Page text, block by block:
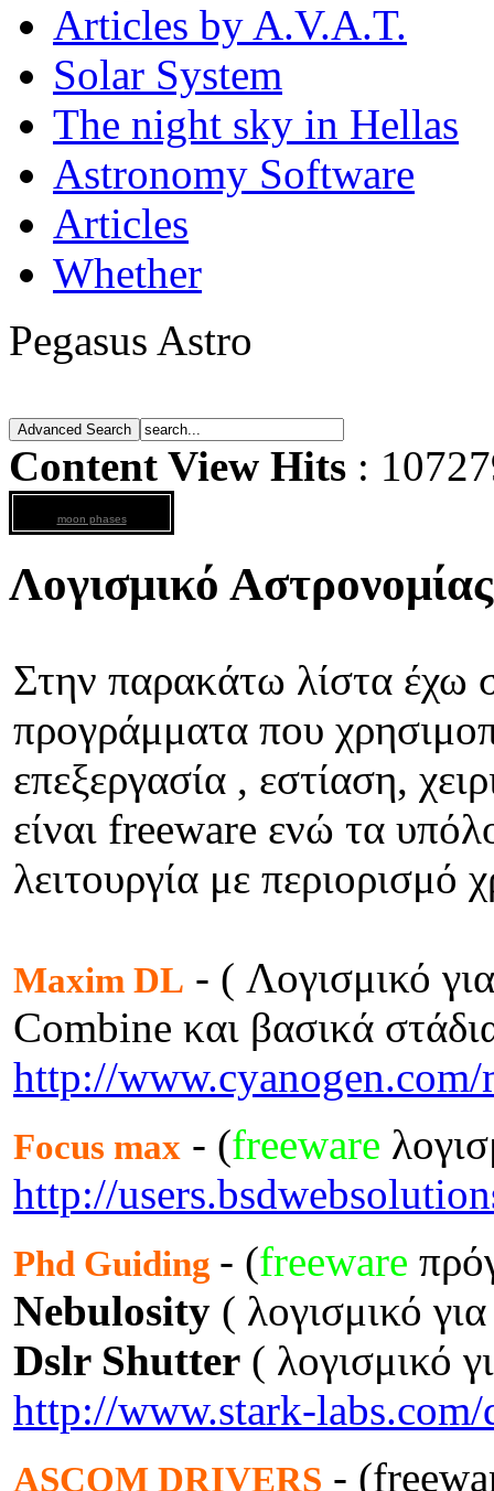
Articles by A.V.A.T.
Solar System
The night sky in Hellas
Astronomy Software
Articles
Whether
Pegasus Astro
Content View Hits :
moon phases
Λογισμικό Αστρονομίας
Στην παρακάτω λίστα έχω
προγράμματα που
επεξεργασία , εστίαση,
είναι freeware ενώ τα
λειτουργία με περιορισμό
Maxim DL - ( Λογισμικό
Combine και βασικά
http://
Focus max - (freeware
http://
Phd Guiding - (freeware
Nebulosity ( λογισμικό
Dslr Shutter ( λογισμικό
http://www.stark-
ASCOM DRIVERS -